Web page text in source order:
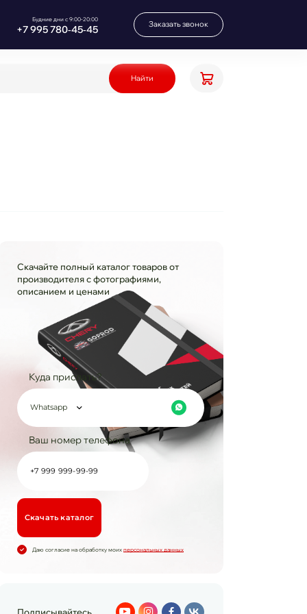
Будние дни с 9:00-20:00
+7 995 780‑45‑45 Заказать звонок
Найти
Скачайте полный каталог товаров от
производителя с фотографиями,
описанием и ценами
Куда прислать?
Whatsapp
Ваш номер телефона
Cкачать каталог
Даю согласие на обработку моих персональных данных
Подписывайтесь